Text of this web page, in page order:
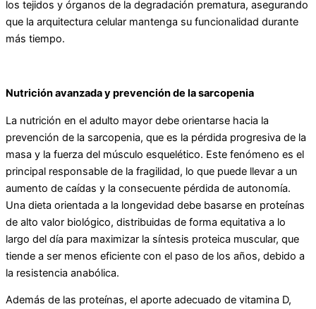
los tejidos y órganos de la degradación prematura, asegurando
que la arquitectura celular mantenga su funcionalidad durante
más tiempo.
Nutrición avanzada y prevención de la sarcopenia
La nutrición en el adulto mayor debe orientarse hacia la
prevención de la sarcopenia, que es la pérdida progresiva de la
masa y la fuerza del músculo esquelético. Este fenómeno es el
principal responsable de la fragilidad, lo que puede llevar a un
aumento de caídas y la consecuente pérdida de autonomía.
Una dieta orientada a la longevidad debe basarse en proteínas
de alto valor biológico, distribuidas de forma equitativa a lo
largo del día para maximizar la síntesis proteica muscular, que
tiende a ser menos eficiente con el paso de los años, debido a
la resistencia anabólica.
Además de las proteínas, el aporte adecuado de vitamina D,